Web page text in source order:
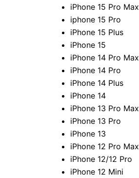
iPhone 15 Pro Max
iphone 15 Pro
iPhone 15 Plus
iPhone 15
iPhone 14 Pro Max
iPhone 14 Pro
iPhone 14 Plus
iPhone 14
iPhone 13 Pro Max
iPhone 13 Pro
iPhone 13
iPhone 12 Pro Max
iPhone 12/12 Pro
iPhone 12 Mini